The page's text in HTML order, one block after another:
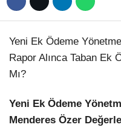
Yeni Ek Ödeme
Rapor Alınca Taban Ek
Mı?
Yeni Ek Ödeme
Menderes Özer